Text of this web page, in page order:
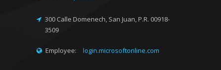
300 Calle Domenech, San Juan, P.R. 00918-
3509
Employee: login.microsoftonline.com